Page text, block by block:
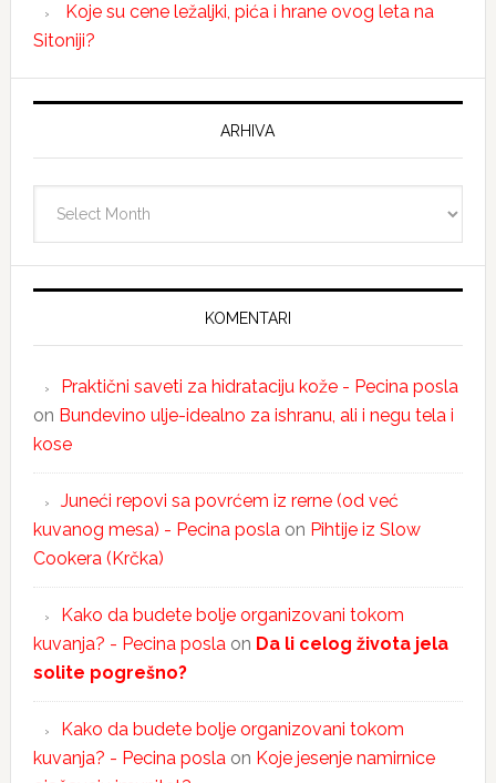
Koje su cene ležaljki, pića i hrane ovog leta na
Sitoniji?
ARHIVA
KOMENTARI
Praktični saveti za hidrataciju kože - Pecina posla
on Bundevino ulje-idealno za ishranu, ali i negu tela i
kose
Juneći repovi sa povrćem iz rerne (od već
kuvanog mesa) - Pecina poslaon Pihtije iz Slow
Cookera (Krčka)
Kako da budete bolje organizovani tokom
kuvanja? - Pecina poslaon Da li celog života jela
solite pogrešno?
Kako da budete bolje organizovani tokom
kuvanja? - Pecina poslaon Koje jesenje namirnice